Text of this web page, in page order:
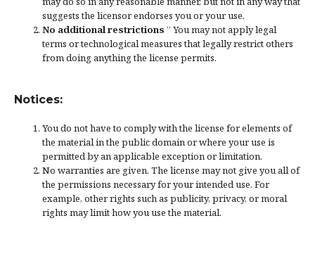
suggests the licensor endorses you or your use.
No additional restrictions ” You may not apply legal
terms ortechnological measuresthat legally restrict others
from doing anything the license permits.
Notices:
You do not have to comply with the license for elements of
the material in the public domain or where your use is
permitted by an applicable exception or limitation.
No warranties are given. The license may not give you all of
the permissions necessary for your intended use. For
example, other rights such as publicity, privacy, or moral
rights may limit how you use the material.